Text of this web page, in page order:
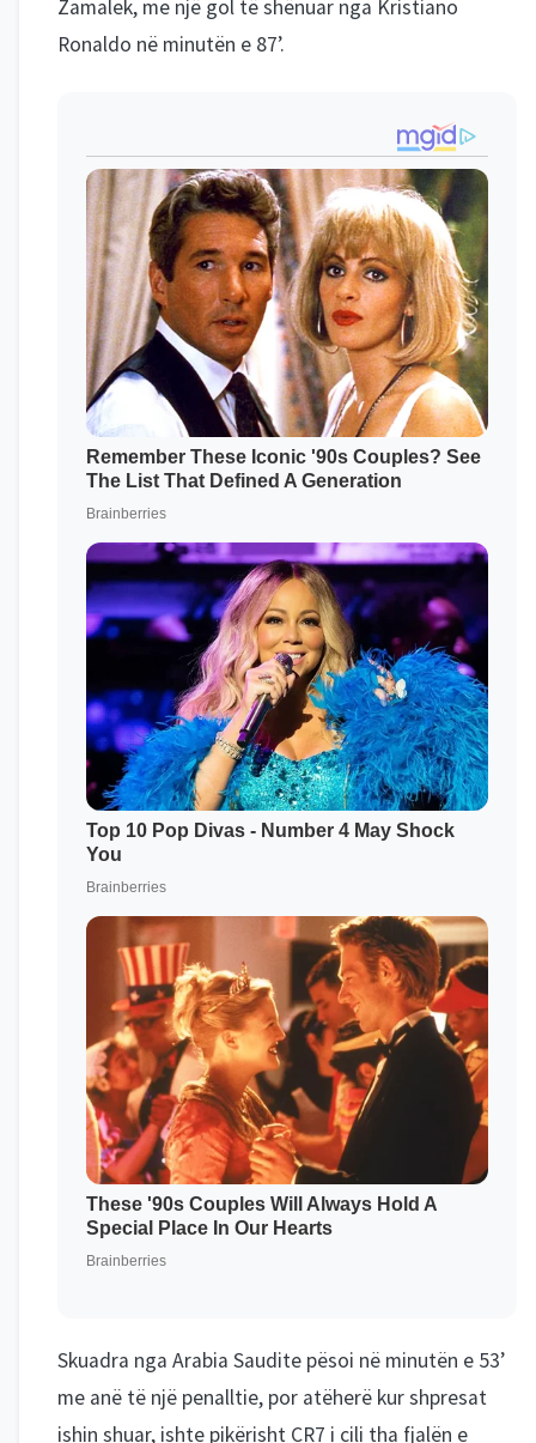
Zamalek, me një gol të shënuar nga Kristiano
Ronaldo në minutën e 87’.
Skuadra nga Arabia Saudite pësoi në minutën e 53’
me anë të një penalltie, por atëherë kur shpresat
ishin shuar, ishte pikërisht CR7 i cili tha fjalën e